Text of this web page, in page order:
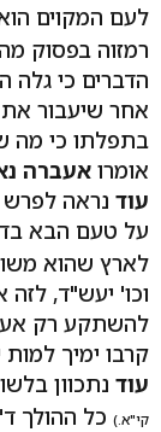
לעם המקוים
רמזוה בפסוק
הדברים כי גלה
אחר שיעבור את
בתפלתו כי מה
אומרו אעברה
עוד נראה לפרש
על טעם הבא
לארץ שהוא
וכו' יעש"ד, לזה
להשתקע רק
קרבו ימיך
עוד נתכוון
קי"א.) כל ההולך